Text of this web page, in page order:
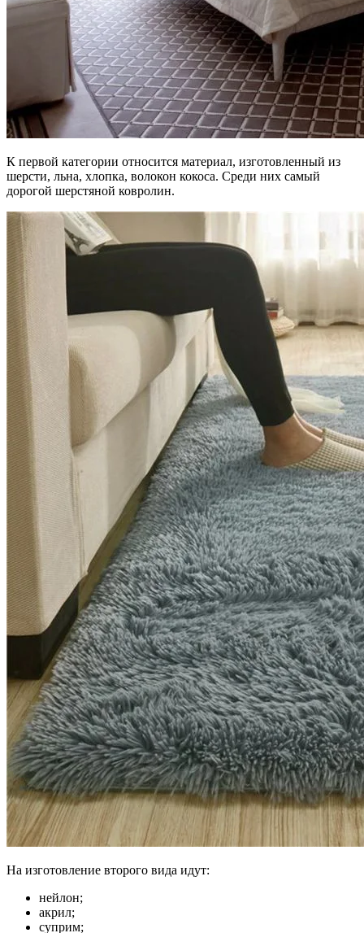
К первой категории относится материал, изготовленный из
шерсти, льна, хлопка, волокон кокоса. Среди них самый
дорогой шерстяной ковролин.
На изготовление второго вида идут:
нейлон;
акрил;
суприм;